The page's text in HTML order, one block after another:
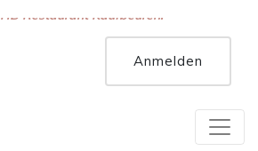
Anmelden